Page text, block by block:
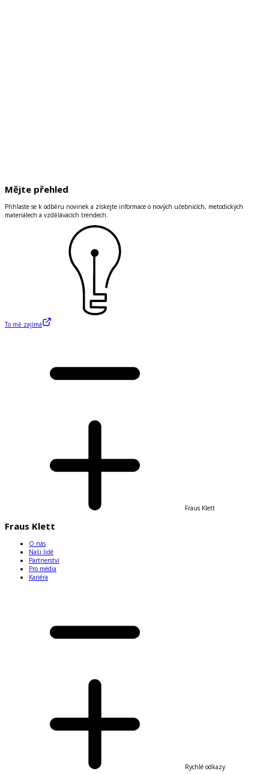
Mějte přehled
Přihlaste se k odběru novinek a získejte informace o nových učebnicích, metodických
materiálech a vzdělávacích trendech.
To mě zajímá
Fraus Klett
Fraus Klett
O nás
Naši lidé
Partnerství
Pro média
Kariéra
Rychlé odkazy